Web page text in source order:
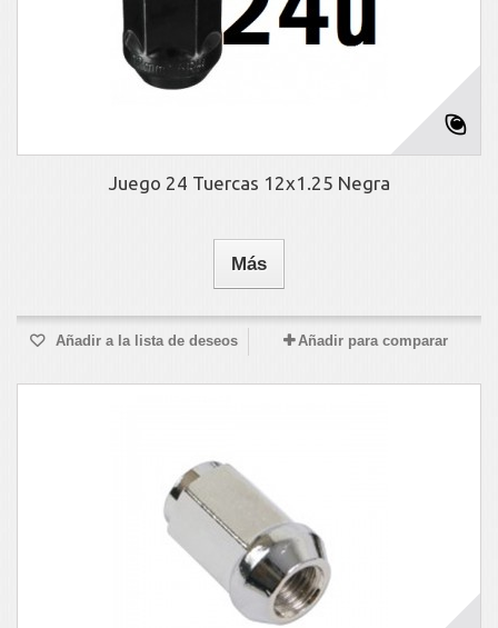
Juego 24 Tuercas 12x1.25 Negra
Más
Añadir a la lista de deseos Añadir para comparar